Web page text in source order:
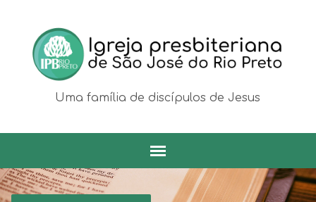
Uma família de discípulos de Jesus